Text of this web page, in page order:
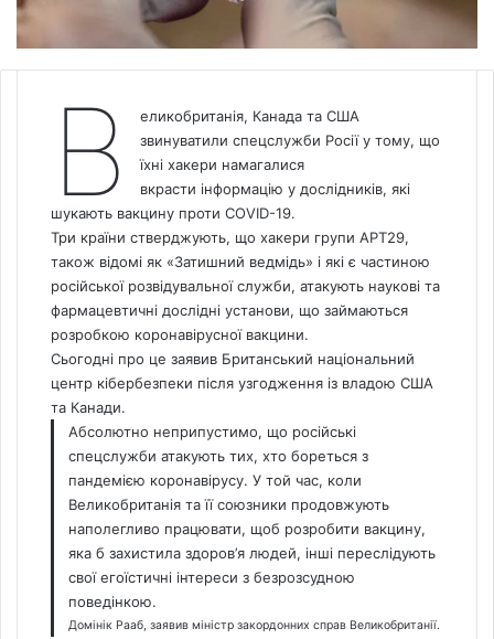
В еликобританія, Канадата США
звинуватили спецслужби Росії у тому, що
їхні хакери намагалися
вкрасти інформацію у дослідників, які
шукають вакцину проти COVID-19.
Три країни стверджують, що хакери групи APT29,
також відомі як «Затишний ведмідь» і які є частиною
російської розвідувальної служби, атакують наукові та
фармацевтичні дослідні установи, що займаються
розробкою коронавірусної вакцини.
Сьогодні про це заявив Британський національний
центр кібербезпеки після узгодження із владою США
та Канади.
Абсолютно неприпустимо, що російські
спецслужби атакують тих, хто бореться з
пандемією коронавірусу. У той час, коли
Великобританія та її союзники продовжують
наполегливо працювати, щоб розробити вакцину,
яка б захистила здоров’я людей, інші переслідують
свої егоїстичні інтереси з безрозсудною
поведінкою.
Домінік Рааб, заявив міністр закордонних справ Великобританії.